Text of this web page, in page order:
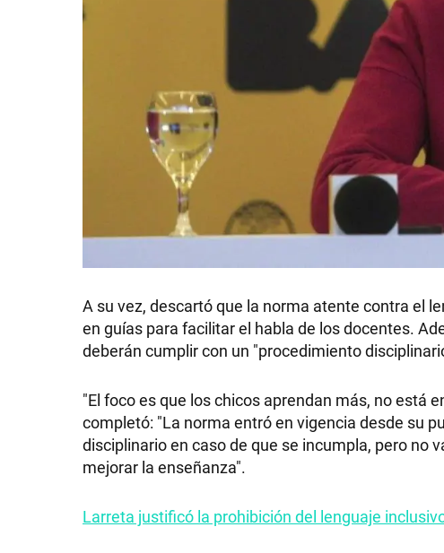
A su vez, descartó que la norma atente contra el
en guías para facilitar el habla de los docentes.
deberán cumplir con un "procedimiento
"El foco es que los chicos aprendan más, no está
completó: "La norma entró en vigencia desde su
disciplinario en caso de que se incumpla, pero no
mejorar la enseñanza".
Larreta justificó la prohibición del lenguaje
SHOW
POLÍTICA
ACTUALIDAD